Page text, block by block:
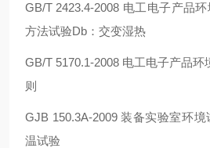
GB/T 2423.4-2008 电工电子产品
方法试验Db：交变湿热
GB/T 5170.1-2008 电工电子产品环
则
GJB 150.3A-2009 装备实验室环
温试验